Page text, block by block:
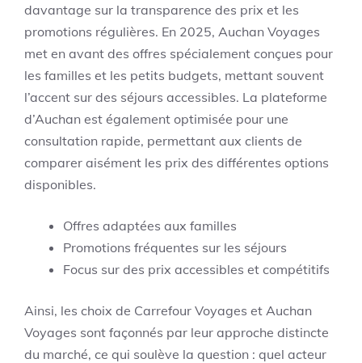
davantage sur la transparence des prix et les
promotions régulières. En 2025, Auchan Voyages
met en avant des offres spécialement conçues pour
les familles et les petits budgets, mettant souvent
l’accent sur des séjours accessibles. La plateforme
d’Auchan est également optimisée pour une
consultation rapide, permettant aux clients de
comparer aisément les prix des différentes options
disponibles.
Offres adaptées aux familles
Promotions fréquentes sur les séjours
Focus sur des prix accessibles et compétitifs
Ainsi, les choix de Carrefour Voyages et Auchan
Voyages sont façonnés par leur approche distincte
du marché, ce qui soulève la question : quel acteur